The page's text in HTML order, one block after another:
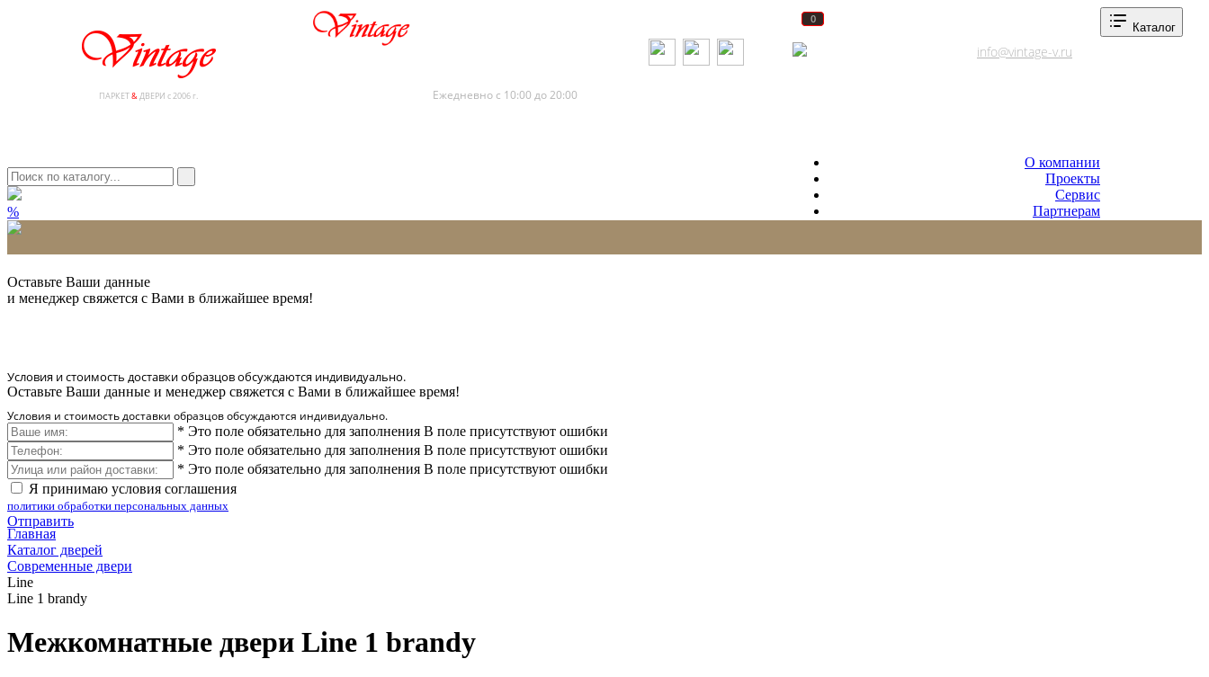
ПАРКЕТ&ДВЕРИ с 2006 г. Ежедневно с 10:00 до 20:00
info@vintage-v.ru
0
0
О компании
Проекты
Сервис
Партнерам
Каталог
%
Оставьте Ваши данные
и менеджер свяжется с Вами в ближайшее время!
Условия и стоимость доставки образцов обсуждаются индивидуально.
Оставьте Ваши данные и менеджер свяжется с Вами в ближайшее время!
Условия и стоимость доставки образцов обсуждаются индивидуально.
* Это поле обязательно для заполнения В поле присутствуют ошибки
* Это поле обязательно для заполнения В поле присутствуют ошибки
* Это поле обязательно для заполнения В поле присутствуют ошибки
Я принимаю условия соглашения
политики обработки персональных данных
Отправить
Главная
Каталог дверей
Современные двери
Line
Line 1 brandy
Межкомнатные двери Line 1 brandy